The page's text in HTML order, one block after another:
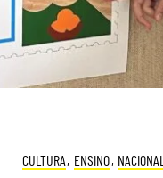
CULTURA, ENSINO, NACIONAL